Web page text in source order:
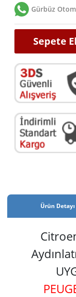
Gürbüz
Sepete
Ürün Detayı